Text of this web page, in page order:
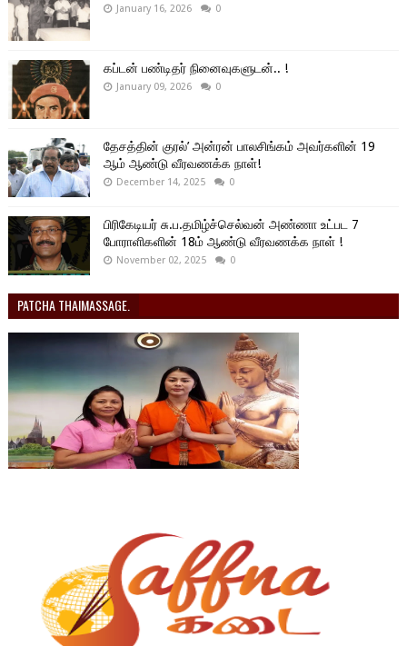
January 16, 2026 0
கப்டன் பண்டிதர் நினைவுகளுடன்.. !
January 09, 2026 0
தேசத்தின் குரல்’ அன்ரன் பாலசிங்கம் அவர்களின் 19
ஆம் ஆண்டு வீரவணக்க நாள்!
December 14, 2025 0
பிரிகேடியர் சு.ப.தமிழ்ச்செல்வன் அண்ணா உட்பட 7
போராளிகளின் 18ம் ஆண்டு வீரவணக்க நாள் !
November 02, 2025 0
PATCHA THAIMASSAGE.